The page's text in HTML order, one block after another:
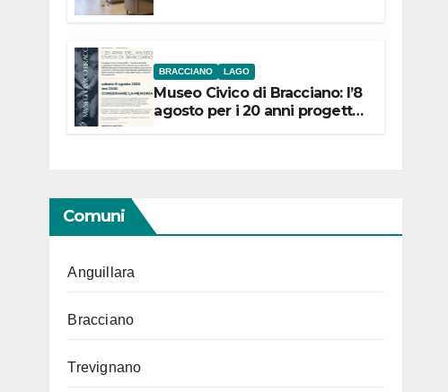
BRACCIANO LAGO
Museo Civico di Bracciano: l’8
agosto per i 20 anni progetto
Comuni
Anguillara
Bracciano
Trevignano